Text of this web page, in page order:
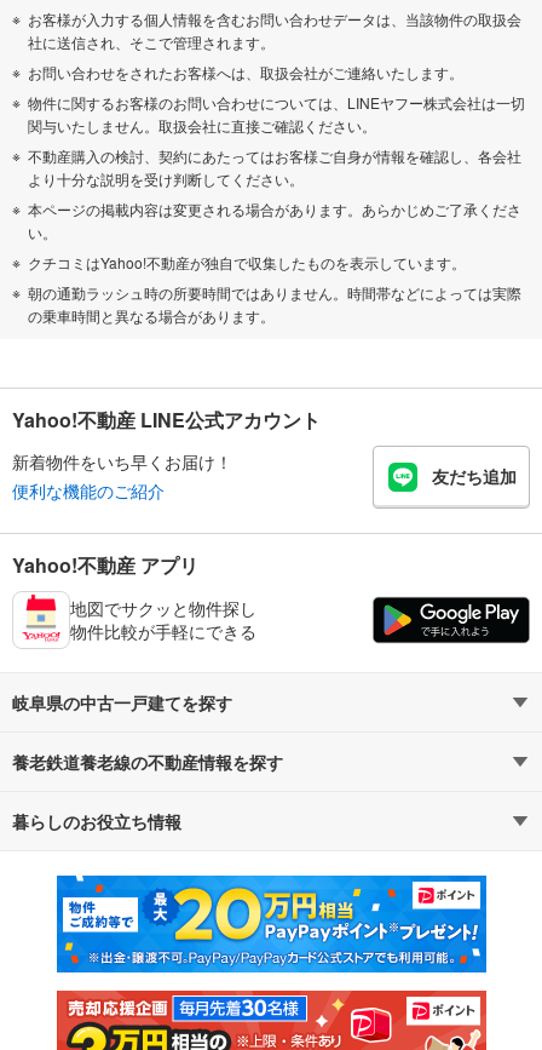
お客様が入力する個人情報を含むお問い合わせデータは、当該物件の取扱会
社に送信され、そこで管理されます。
お問い合わせをされたお客様へは、取扱会社がご連絡いたします。
物件に関するお客様のお問い合わせについては、LINEヤフー株式会社は一切
関与いたしません。取扱会社に直接ご確認ください。
不動産購入の検討、契約にあたってはお客様ご自身が情報を確認し、各会社
より十分な説明を受け判断してください。
本ページの掲載内容は変更される場合があります。あらかじめご了承くださ
い。
クチコミはYahoo!不動産が独自で収集したものを表示しています。
朝の通勤ラッシュ時の所要時間ではありません。時間帯などによっては実際
の乗車時間と異なる場合があります。
Yahoo!不動産 LINE公式アカウント
新着物件をいち早くお届け！
便利な機能のご紹介
友だち追加
Yahoo!不動産 アプリ
地図でサクッと物件探し
物件比較が手軽にできる
岐阜県の中古一戸建てを探す
路線・駅から探す
通勤・通学時間から探す
養老鉄道養老線の不動産情報を探す
不動産・住宅
新築マンション 中古マンション
新築一戸建て 中古一戸建て
注文住宅 土地
暮らしのお役立ち情報
マンションカタログ 教えて！住まいの先生